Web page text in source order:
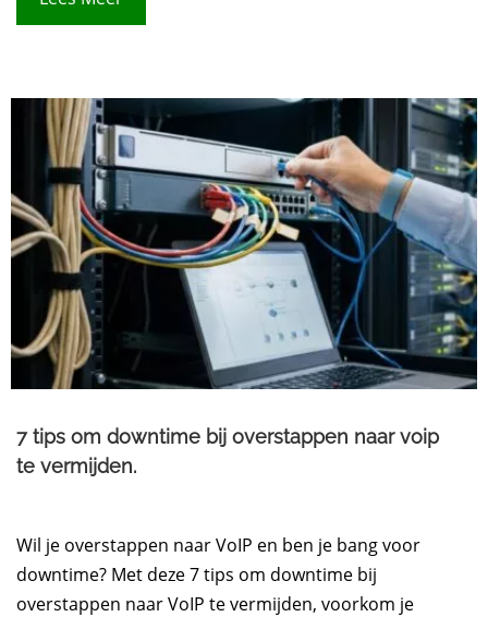
7 tips om downtime bij overstappen naar voip
te vermijden.
Wil je overstappen naar VoIP en ben je bang voor
downtime? Met deze 7 tips om downtime bij
overstappen naar VoIP te vermijden, voorkom je